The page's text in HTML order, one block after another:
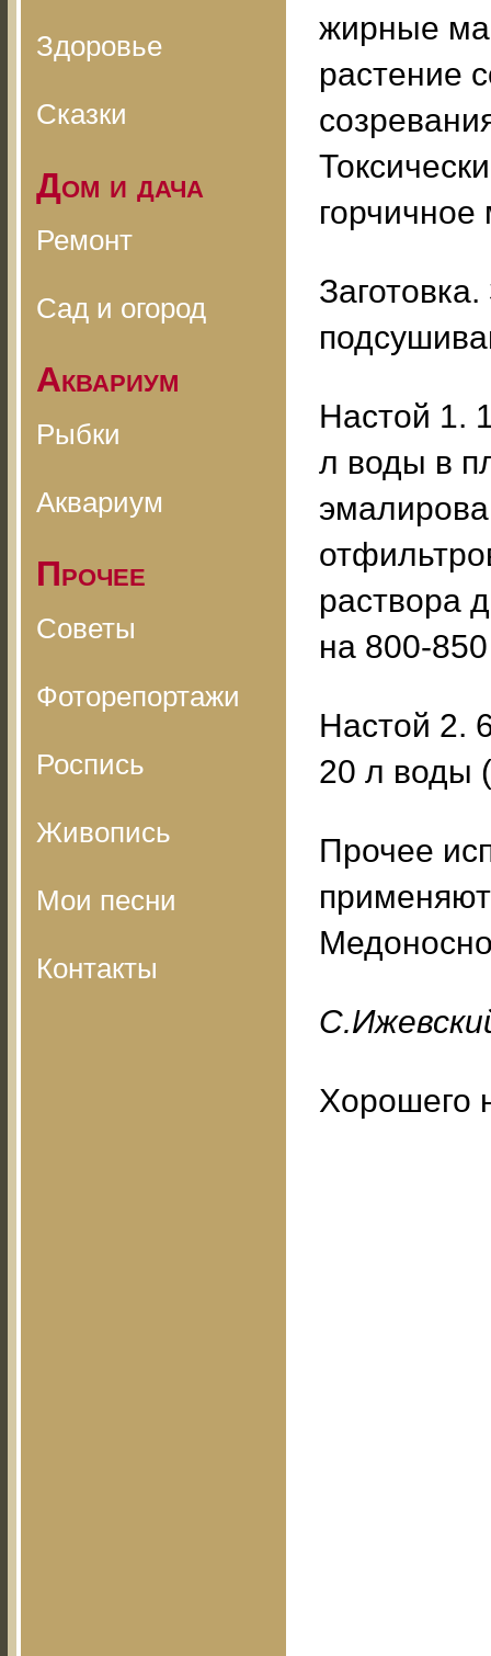
Здоровье
Сказки
Дом и дача
Ремонт
Сад и огород
Аквариум
Рыбки
Аквариум
Прочее
Советы
Фоторепортажи
Роспись
Живопись
Мои песни
Контакты
жирные
растение
горчичное
Настой 1.
л воды в
раствора
на 800-
Настой 2.
20 л воды
Прочее
Хорошего